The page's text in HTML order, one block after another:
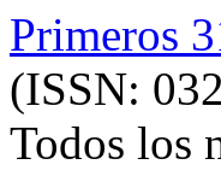
Primeros
(ISSN:
Todos los